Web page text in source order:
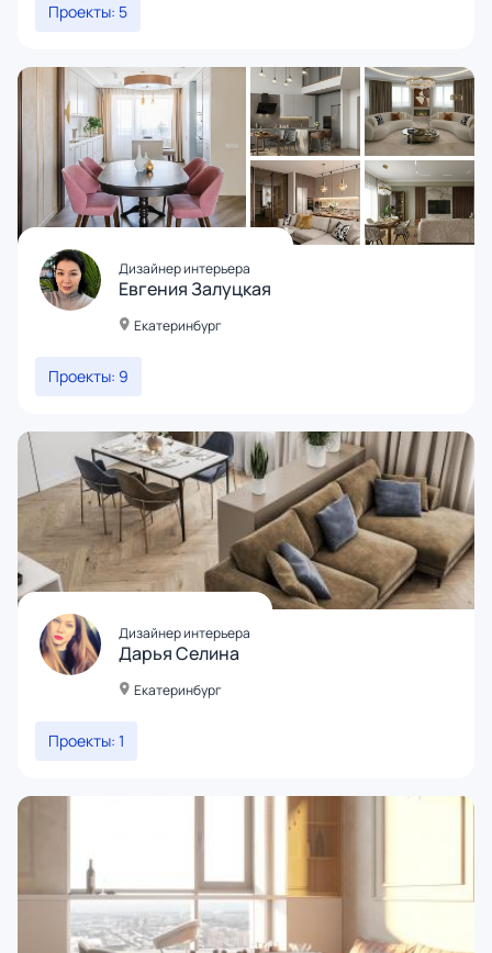
Проекты: 5
Дизайнер интерьера
Евгения Залуцкая
Екатеринбург
Проекты: 9
Дизайнер интерьера
Дарья Селина
Екатеринбург
Проекты: 1